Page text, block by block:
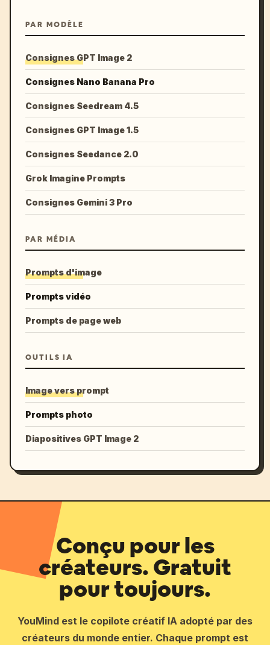
PAR MODÈLE
Consignes GPT Image 2
Consignes Nano Banana Pro
Consignes Seedream 4.5
Consignes GPT Image 1.5
Consignes Seedance 2.0
Grok Imagine Prompts
Consignes Gemini 3 Pro
PAR MÉDIA
Prompts d'image
Prompts vidéo
Prompts de page web
OUTILS IA
Image vers prompt
Prompts photo
Diapositives GPT Image 2
Conçu pour les
créateurs. Gratuit
pour toujours.
YouMind est le copilote créatif IA adopté par des
créateurs du monde entier. Chaque prompt est